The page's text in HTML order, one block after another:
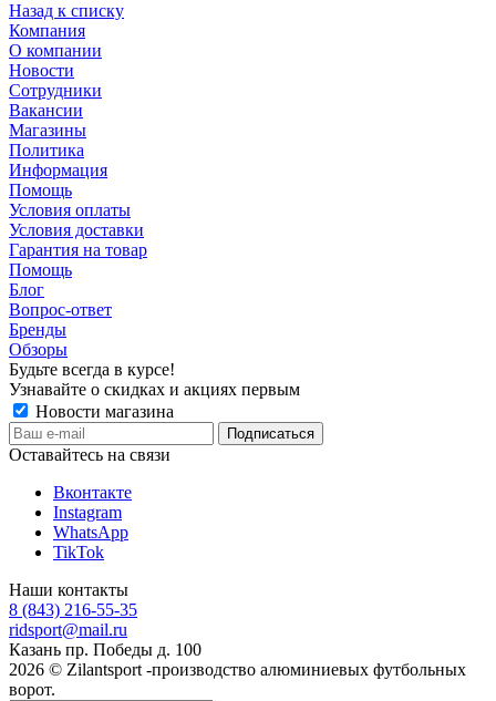
Назад к списку
Компания
О компании
Новости
Сотрудники
Вакансии
Магазины
Политика
Информация
Помощь
Условия оплаты
Условия доставки
Гарантия на товар
Помощь
Блог
Вопрос-ответ
Бренды
Обзоры
Будьте всегда в курсе!
Узнавайте о скидках и акциях первым
Новости магазина
Оставайтесь на связи
Вконтакте
Instagram
WhatsApp
TikTok
Наши контакты
8 (843) 216-55-35
ridsport@mail.ru
Казань пр. Победы д. 100
2026 © Zilantsport -производство алюминиевых футбольных
ворот.